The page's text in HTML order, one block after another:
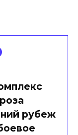
рубеж